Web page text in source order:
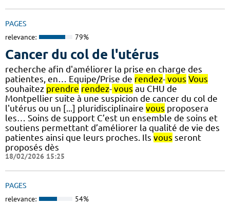
PAGES
relevance: 79%
Cancer du col de l'utérus
recherche afin d'améliorer la prise en charge des
patientes, en… Equipe/Prise de rendez- vous Vous
souhaitez prendre rendez- vous au CHU de
Montpellier suite à une suspicion de cancer du col de
l'utérus ou un [...] pluridisciplinaire vous proposera
les… Soins de support C’est un ensemble de soins et
soutiens permettant d’améliorer la qualité de vie des
patientes ainsi que leurs proches. Ils vous seront
proposés dès
18/02/2026 15:25
PAGES
relevance: 54%